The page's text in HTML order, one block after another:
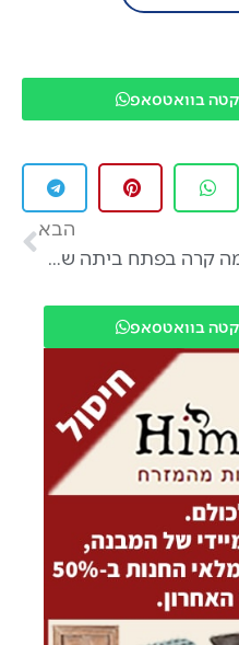
בוואטסאפ
הבא
מה קרה בפתח ביתה של מנהלת בית החינוך "הראשונים" באבן יהודה ?
בוואטסאפ